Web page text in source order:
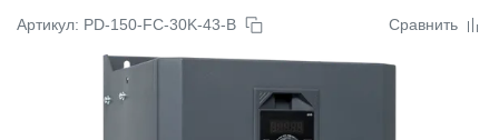
Артикул: PD-150-FC-30K-43-B Сравнить